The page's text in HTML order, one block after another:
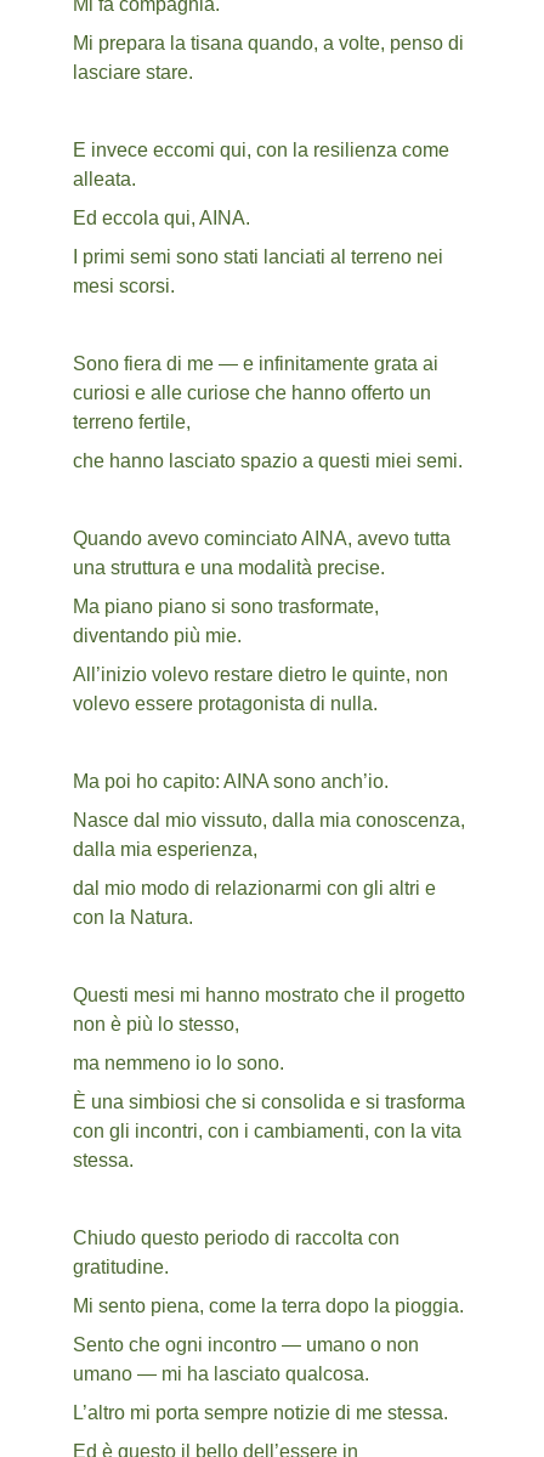
Mi fa compagnia.
Mi prepara la tisana quando, a volte, penso di
lasciare stare.
E invece eccomi qui, con la resilienza come
alleata.
Ed eccola qui, AINA.
I primi semi sono stati lanciati al terreno nei
mesi scorsi.
Sono fiera di me — e infinitamente grata ai
curiosi e alle curiose che hanno offerto un
terreno fertile,
che hanno lasciato spazio a questi miei semi.
Quando avevo cominciato AINA, avevo tutta
una struttura e una modalità precise.
Ma piano piano si sono trasformate,
diventando più mie.
All’inizio volevo restare dietro le quinte, non
volevo essere protagonista di nulla.
Ma poi ho capito: AINA sono anch’io.
Nasce dal mio vissuto, dalla mia conoscenza,
dalla mia esperienza,
dal mio modo di relazionarmi con gli altri e
con la Natura.
Questi mesi mi hanno mostrato che il progetto
non è più lo stesso,
ma nemmeno io lo sono.
È una simbiosi che si consolida e si trasforma
con gli incontri, con i cambiamenti, con la vita
stessa.
Chiudo questo periodo di raccolta con
gratitudine.
Mi sento piena, come la terra dopo la pioggia.
Sento che ogni incontro — umano o non
umano — mi ha lasciato qualcosa.
L’altro mi porta sempre notizie di me stessa.
Ed è questo il bello dell’essere in